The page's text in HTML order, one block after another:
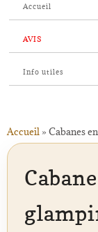
Accueil
AVIS
Info utiles
Accueil » Cabanes